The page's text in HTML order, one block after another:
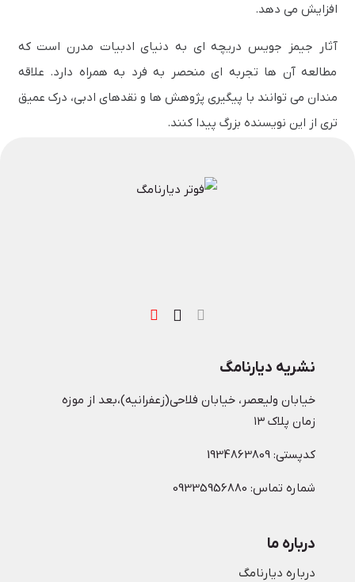
افزایش می دهد.
آثار جیمز جویس دریچه ای به دنیای ادبیات مدرن است که
مطالعه آن ها تجربه ای منحصر به فرد به همراه دارد. علاقه
مندان می توانند با پیگیری پژوهش ها و نقدهای ادبی، درک عمیق
تری از این نویسنده بزرگ پیدا کنند.
نشریه دیارنامگ
خیابان ولیعصر، خیابان فلاحی(زعفرانیه)،بعد از موزه
زمان پلاک ۱۳
کدپستی: 1934863809
شماره تماس: 09335956880
درباره ما
درباره دیارنامگ